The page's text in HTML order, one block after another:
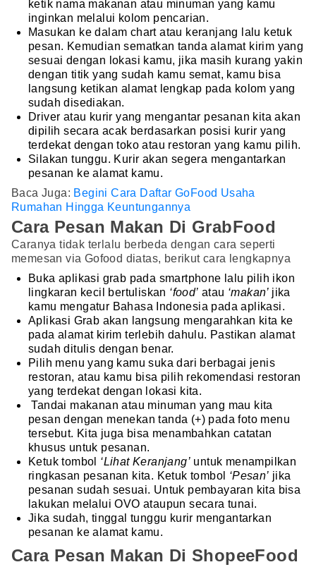
ketik nama makanan atau minuman yang kamu
inginkan melalui kolom pencarian.
Masukan ke dalam chart atau keranjang lalu ketuk
pesan. Kemudian sematkan tanda alamat kirim yang
sesuai dengan lokasi kamu, jika masih kurang yakin
dengan titik yang sudah kamu semat, kamu bisa
langsung ketikan alamat lengkap pada kolom yang
sudah disediakan.
Driver atau kurir yang mengantar pesanan kita akan
dipilih secara acak berdasarkan posisi kurir yang
terdekat dengan toko atau restoran yang kamu pilih.
Silakan tunggu. Kurir akan segera mengantarkan
pesanan ke alamat kamu.
Baca Juga: Begini Cara Daftar GoFood Usaha
Rumahan Hingga Keuntungannya
Cara Pesan Makan Di GrabFood
Caranya tidak terlalu berbeda dengan cara seperti
memesan via Gofood diatas, berikut cara lengkapnya
Buka aplikasi grab pada smartphone lalu pilih ikon
lingkaran kecil bertuliskan ‘food’ atau ‘makan’ jika
kamu mengatur Bahasa Indonesia pada aplikasi.
Aplikasi Grab akan langsung mengarahkan kita ke
pada alamat kirim terlebih dahulu. Pastikan alamat
sudah ditulis dengan benar.
Pilih menu yang kamu suka dari berbagai jenis
restoran, atau kamu bisa pilih rekomendasi restoran
yang terdekat dengan lokasi kita.
Tandai makanan atau minuman yang mau kita
pesan dengan menekan tanda (+) pada foto menu
tersebut. Kita juga bisa menambahkan catatan
khusus untuk pesanan.
Ketuk tombol ‘Lihat Keranjang’ untuk menampilkan
ringkasan pesanan kita. Ketuk tombol ‘Pesan’ jika
pesanan sudah sesuai. Untuk pembayaran kita bisa
lakukan melalui OVO ataupun secara tunai.
Jika sudah, tinggal tunggu kurir mengantarkan
pesanan ke alamat kamu.
Cara Pesan Makan Di ShopeeFood